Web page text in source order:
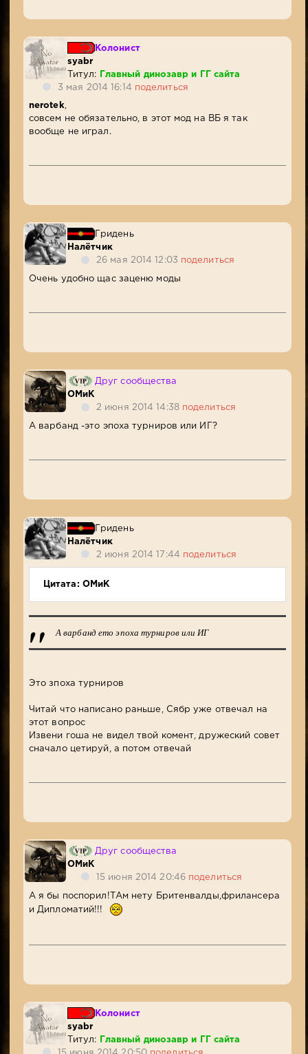
Колонист
syabr
Титул:
Главный динозавр и ГГ сайта
3 мая 2014 16:14 поделиться
nerotek,
совсем не обязательно, в этот мод на ВБ я так
вообще не играл.
Гридень
Налётчик
26 мая 2014 12:03
поделиться
Очень удобно щас заценю моды
Друг сообщества
ОМиК
2 июня 2014 14:38 поделиться
А варбанд -это эпоха турниров или ИГ?
Гридень
Налётчик
2 июня 2014 17:44 поделиться
Цитата: ОМиК
А варбанд ето эпоха турниров или ИГ
Это зпоха турниров
Читай что написано раньше, Сябр уже отвечал на
этот вопрос
Извени гоша не видел твой комент, дружеский совет
сначало цетируй, а потом отвечай
Друг сообщества
ОМиК
15 июня 2014 20:46 поделиться
А я бы поспорил!ТАм нету Бритенвалды,фрилансера
и Дипломатий!!!
Колонист
syabr
Титул:
Главный динозавр и ГГ сайта